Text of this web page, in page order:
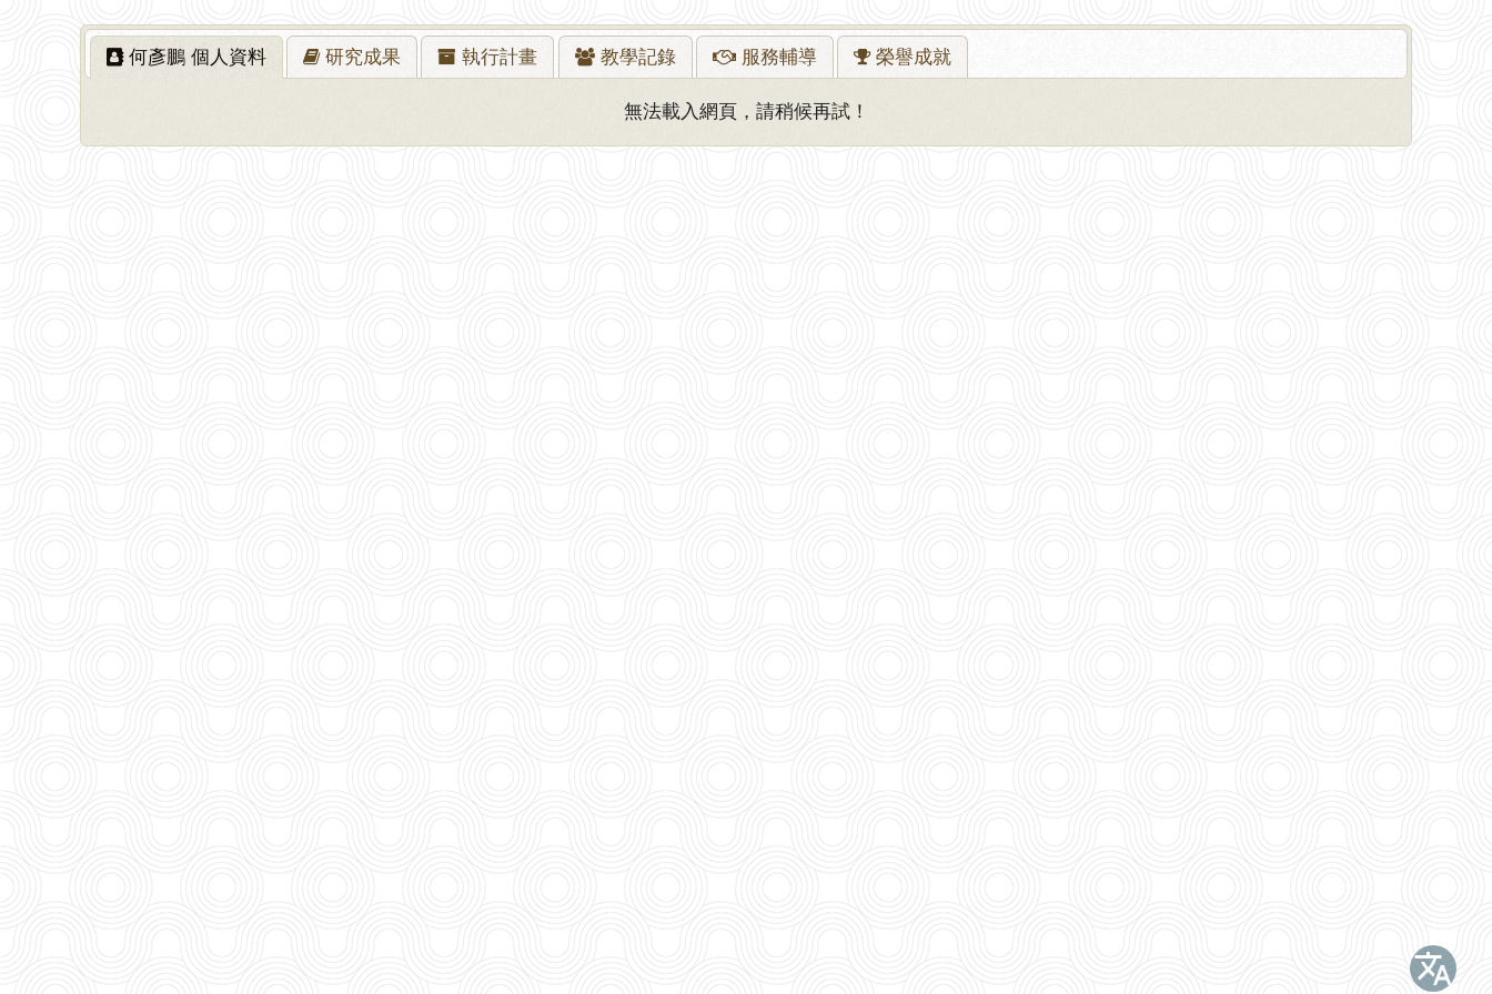
何彥鵬 個人資料 研究成果 執行計畫 教學記錄 服務輔導 榮譽成就
無法載入網頁，請稍候再試！